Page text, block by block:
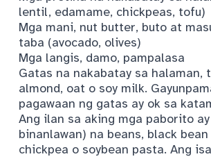
lentil, edamame, chickpeas, tofu)
Mga mani, nut butter, buto at
taba (avocado, olives)
Mga langis, damo, pampalasa
Gatas na nakabatay sa halaman,
almond, oat o soy milk.
pagawaan ng gatas ay ok sa
Ang ilan sa aking mga paborito
binanlawan) na beans, black
chickpea o soybean pasta. Ang